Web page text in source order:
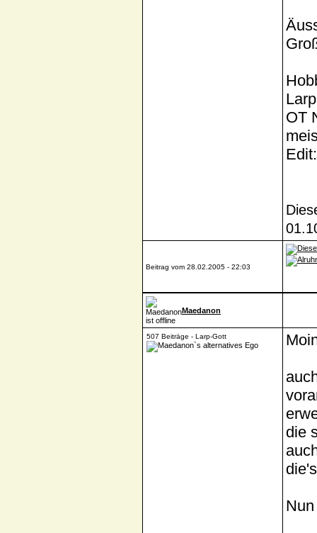
OT
Beitrag vom 28.02.2005 - 22:03
Maedanon
507 Beiträge - Larp-Gott
die